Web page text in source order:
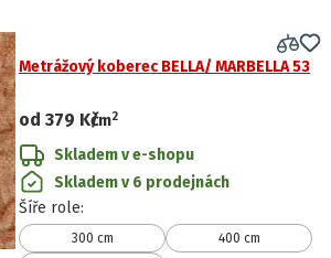
Metrážový koberec BELLA/ MARBELLA 53
od 379 Kč
/m2
Skladem v e-shopu
Skladem v 6 prodejnách
Šíře role:
300 cm
400 cm